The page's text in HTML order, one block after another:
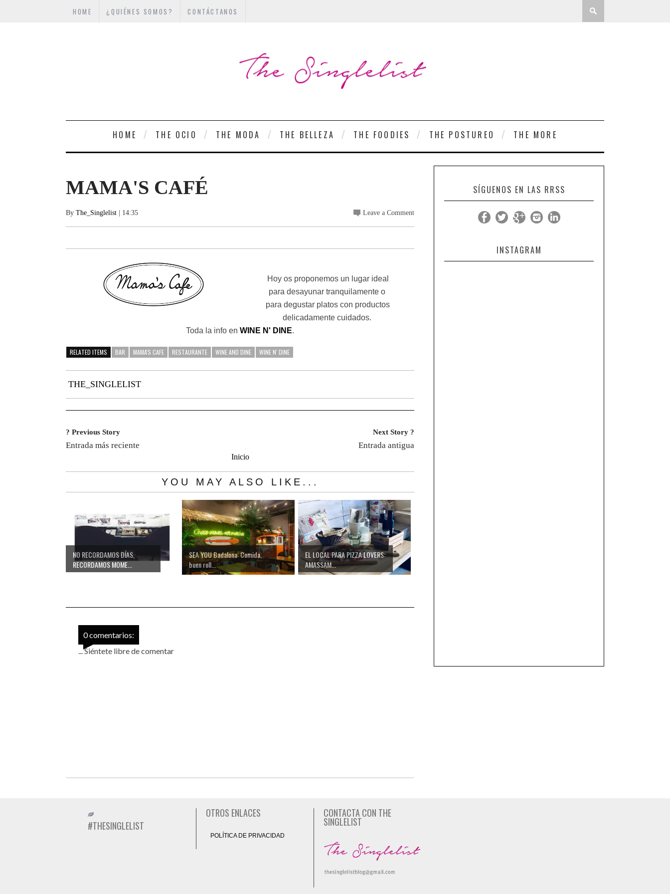
HOME ¿QUIÉNES SOMOS? CONTÁCTANOS
HOME THE OCIO THE MODA THE BELLEZA THE FOODIES THE POSTUREO THE MORE
MAMA'S CAFÉ
By The_Singlelist | 14:35 Leave a Comment
Hoy os proponemos un lugar ideal
para desayunar tranquilamente o
para degustar platos con productos
delicadamente cuidados.
Toda la info en WINE N' DINE.
RELATED ITEMS BAR MAMA'S CAFE RESTAURANTE WINE AND DINE WINE N' DINE
THE_SINGLELIST
? Previous Story
Entrada más reciente
Next Story ?
Entrada antigua
Inicio
YOU MAY ALSO LIKE...
NO RECORDAMOS DÍAS,
RECORDAMOS MOME...
SEA YOU Badalona: Comida,
buen roll...
EL LOCAL PARA PIZZA LOVERS:
AMASSAM...
0 comentarios:
... Siéntete libre de comentar
SÍGUENOS EN LAS RRSS
INSTAGRAM
#THESINGLELIST
OTROS ENLACES
POLÍTICA DE PRIVACIDAD
CONTACTA CON THE
SINGLELIST